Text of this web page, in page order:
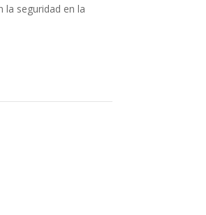
la seguridad en la